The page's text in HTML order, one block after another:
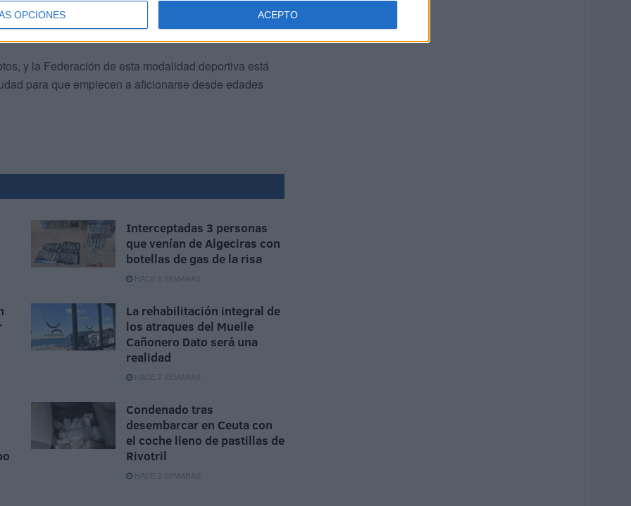
OPCIONES ACEPTO
Fernando, por motivos del estado del temporal. Se
5 de marzo.
y la Federación de esta modalidad deportiva está
para que empiecen a aficionarse desde edades
Interceptadas 3 personas
que venían de Algeciras con
botellas de gas de la risa
HACE 2 SEMANAS
La rehabilitación integral de
los atraques del Muelle
Cañonero Dato será una
realidad
HACE 2 SEMANAS
Condenado tras
desembarcar en Ceuta con
el coche lleno de pastillas de
Rivotril
HACE 2 SEMANAS